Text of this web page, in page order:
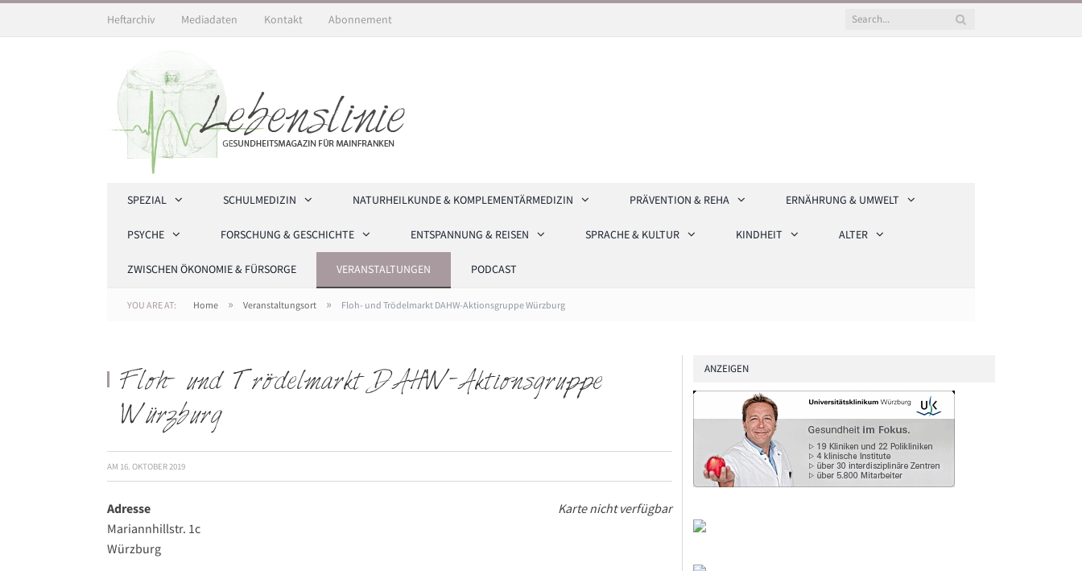
Heftarchiv Mediadaten Kontakt Abonnement
SPEZIAL SCHULMEDIZIN NATURHEILKUNDE & KOMPLEMENTÄRMEDIZIN PRÄVENTION & REHA ERNÄHRUNG & UMWELT
PSYCHE FORSCHUNG & GESCHICHTE ENTSPANNUNG & REISEN SPRACHE & KULTUR KINDHEIT ALTER
ZWISCHEN ÖKONOMIE & FÜRSORGE VERANSTALTUNGEN PODCAST
YOU ARE AT: Home » Veranstaltungsort » Floh- und Trödelmarkt DAHW-Aktionsgruppe Würzburg
Floh- und Trödelmarkt DAHW-Aktionsgruppe
Würzburg
AM 16. OKTOBER 2019
Karte nicht verfügbar
Adresse
Mariannhillstr. 1c
Würzburg
ANZEIGEN